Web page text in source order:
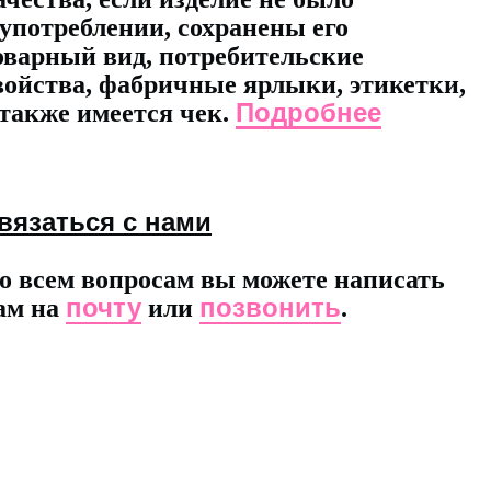
сохранены его
вид, потребительские
фабричные ярлыки, этикетки,
имеется чек. Подробнее
с нами
всем вопросам вы можете написать
на почту или позвонить.